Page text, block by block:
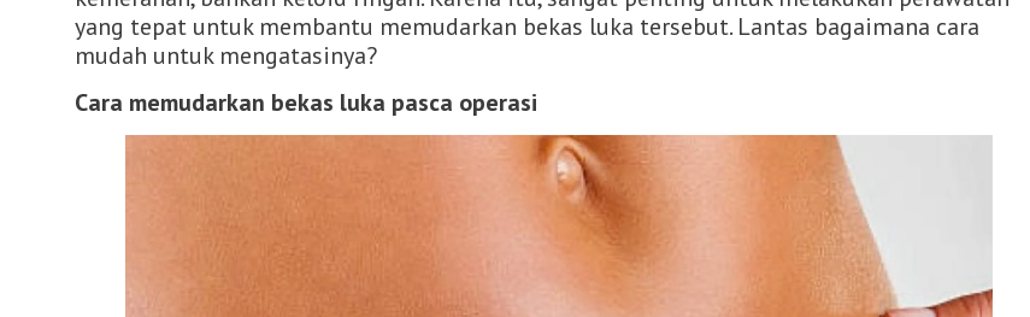
yang tepat untuk membantu memudarkan bekas luka tersebut. Lantas bagaimana cara
mudah untuk mengatasinya?
Cara memudarkan bekas luka pasca operasi